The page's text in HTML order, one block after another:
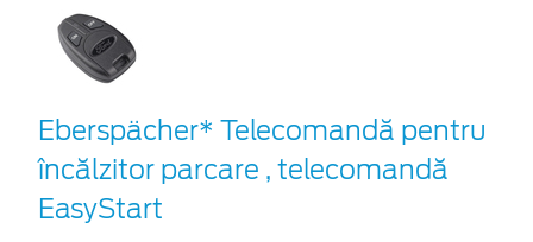
Eberspächer* Telecomandă pentru
încălzitor parcare , telecomandă
EasyStart